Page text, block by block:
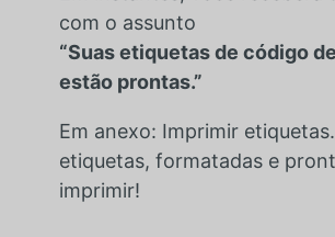
com o assunto
“Suas etiquetas de código
estão prontas.”
Em anexo: Imprimir
etiquetas, formatadas e
imprimir!